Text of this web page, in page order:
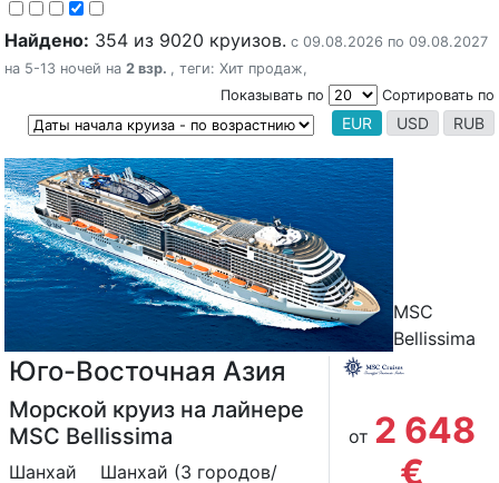
Найдено: 354 из 9020 круизов. с 09.08.2026 по 09.08.2027
на 5-13 ночей на 2 взр. , теги: Хит продаж,
Показывать по
Сортировать по
EUR USD RUB
MSC
Bellissima
Юго-Восточная Азия
Морской круиз на лайнере
MSC Bellissima
Шанхай
Шанхай (3 городов/
от 2 648
€